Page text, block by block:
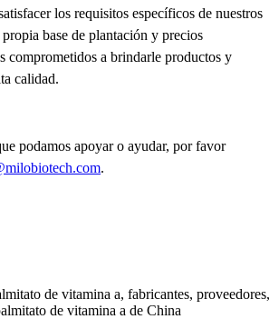
los requisitos específicos de nuestros
base de plantación y precios
comprometidos a brindarle productos y
calidad.
podamos apoyar o ayudar, por favor
.
de vitamina a, fabricantes, proveedores,
de vitamina a de China